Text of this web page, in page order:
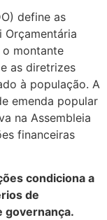
define as
Orçamentária
o montante
as diretrizes
à população. A
emenda popular
na Assembleia
financeiras
condiciona a
de
governança.